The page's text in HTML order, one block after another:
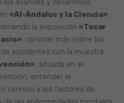
los avances y desarrollos
«Al-Ándalus y la Ciencia»;
la exposición «Tocar
; conocer más sobre los
accidentes con la muestra
, situada en el
entender el
cerebro y los factores de